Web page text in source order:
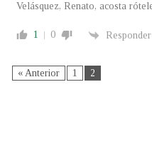
Velásquez, Renato, acosta
1 0 Responder
« Anterior 1 2